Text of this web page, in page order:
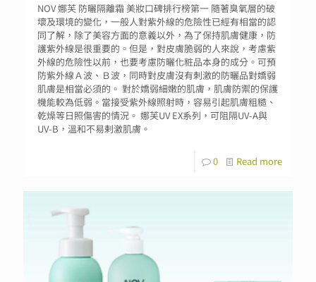
NOV 娜芙 防曬隔離霜 美妝口碑排行榜第一 隨著臭氧層的破
壞及環境的變化，一般人對紫外線的危險性已經有相當的認
同了解，除了美容方面的意義以外，為了保持肌膚健康，防
護紫外線是很重要的。但是，對皮膚脆弱的人來說，考慮紫
外線的危險性以前，也要考慮防曬化粧品本身的成分。可預
防紫外線Ａ波、Ｂ波，同時對皮膚沒有刺激的防曬品對嬌弱
肌膚是相當必須的。 對於嬌弱細嫩的肌膚，肌膚防禦的保護
機能較為低弱。當接受紫外線照射時，容易引起肌膚粗糙、
乾燥等日照傷害的情況。 娜芙UV EX系列，可阻隔UV-A與
UV-B，溫和不易剌激肌膚。
0 Read more